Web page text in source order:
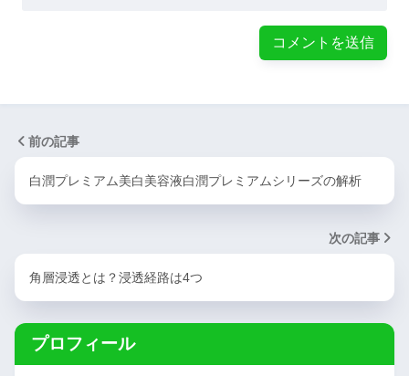
前の記事
白潤プレミアム美白美容液白潤プレミアムシリーズの解析
次の記事
角層浸透とは？浸透経路は4つ
プロフィール